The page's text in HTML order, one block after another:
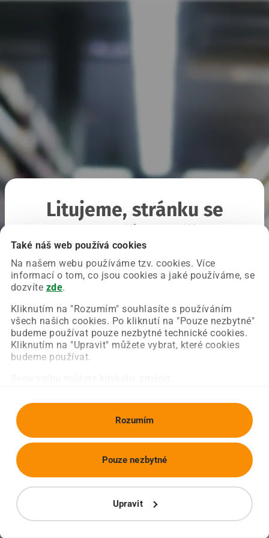
Také náš web používá cookies
Na našem webu používáme tzv. cookies. Více
informací o tom, co jsou cookies a jaké používáme, se
dozvíte zde.
Kliknutím na "Rozumím" souhlasíte s používáním
všech našich cookies. Po kliknutí na "Pouze nezbytné"
budeme používat pouze nezbytné technické cookies.
Kliknutím na "Upravit" můžete vybrat, které cookies
budeme používat.
Rozumím
Upravit
Pouze nezbytné
Litujeme, stránku se
Chyba nastala na naší straně a už ji opravujeme.
Zkuste prosím znovu načíst požadovanou stránku.
Obnovit stránku Úvodní strana